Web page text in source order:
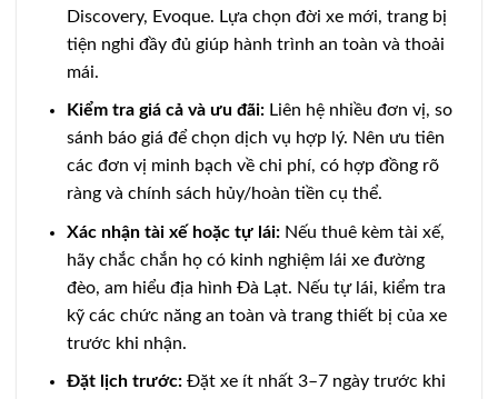
Discovery, Evoque. Lựa chọn đời xe mới, trang bị
tiện nghi đầy đủ giúp hành trình an toàn và thoải
mái.
Kiểm tra giá cả và ưu đãi:Liên hệ nhiều đơn vị, so
sánh báo giá để chọn dịch vụ hợp lý. Nên ưu tiên
các đơn vị minh bạch về chi phí, có hợp đồng rõ
ràng và chính sách hủy/hoàn tiền cụ thể.
Xác nhận tài xế hoặc tự lái:Nếu thuê kèm tài xế,
hãy chắc chắn họ có kinh nghiệm lái xe đường
đèo, am hiểu địa hình Đà Lạt. Nếu tự lái, kiểm tra
kỹ các chức năng an toàn và trang thiết bị của xe
trước khi nhận.
Đặt lịch trước:Đặt xe ít nhất 3–7 ngày trước khi